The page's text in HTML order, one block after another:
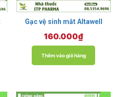
Gạc vệ sinh mắt Altawell
160.000₫
Thêm vào giỏ hàng